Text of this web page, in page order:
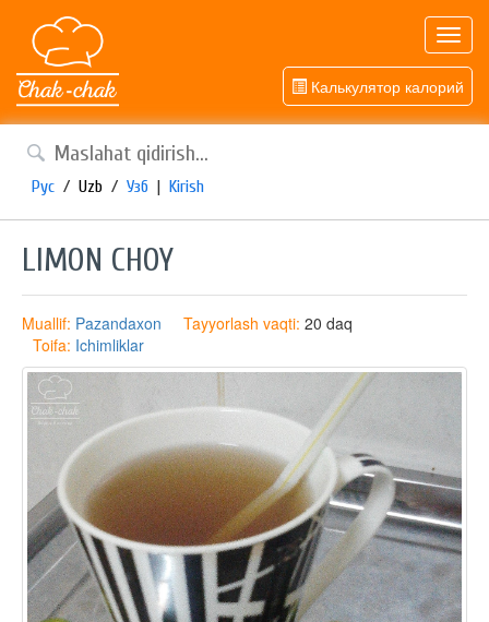
Калькулятор калорий
Рус / Uzb / Узб | Kirish
LIMON CHOY
Muallif: Pazandaxon Tayyorlash vaqti: 20 daq
Toifa: Ichimliklar